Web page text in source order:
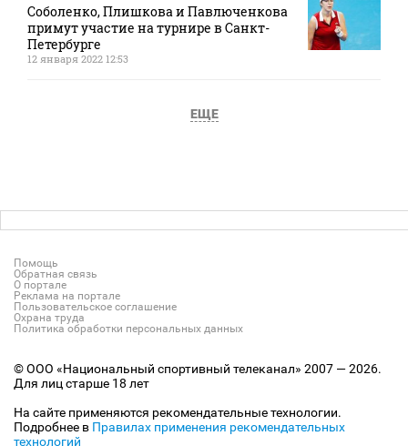
Соболенко, Плишкова и Павлюченкова
примут участие на турнире в Санкт-
Петербурге
12 января 2022 12:53
ЕЩЕ
Помощь
Обратная связь
О портале
Реклама на портале
Пользовательское соглашение
Охрана труда
Политика обработки персональных данных
© ООО «Национальный спортивный телеканал» 2007 — 2026.
Для лиц старше 18 лет
На сайте применяются рекомендательные технологии.
Подробнее в Правилах применения рекомендательных
технологий